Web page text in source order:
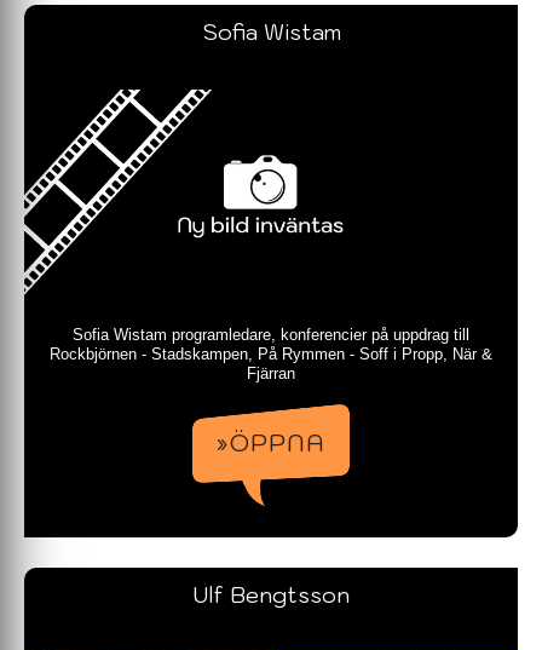
Sofia Wistam
Sofia Wistam programledare, konferencier på uppdrag till
Rockbjörnen - Stadskampen, På Rymmen - Soff i Propp, När &
Fjärran
»ÖPPNA
Ulf Bengtsson